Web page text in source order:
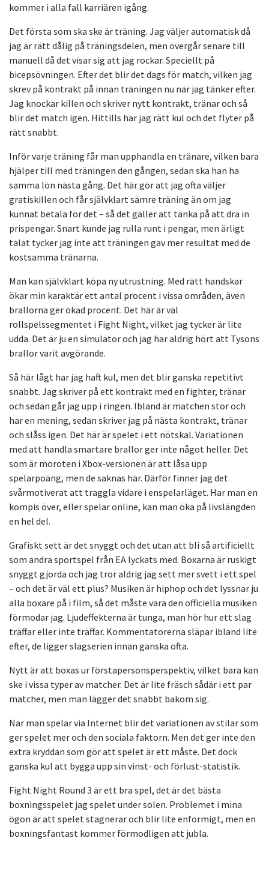
kommer i alla fall karriären igång.
Det första som ska ske är träning. Jag väljer automatisk då
jag är rätt dålig på träningsdelen, men övergår senare till
manuell då det visar sig att jag rockar. Speciellt på
bicepsövningen. Efter det blir det dags för match, vilken jag
skrev på kontrakt på innan träningen nu när jag tänker efter.
Jag knockar killen och skriver nytt kontrakt, tränar och så
blir det match igen. Hittills har jag rätt kul och det flyter på
rätt snabbt.
Inför varje träning får man upphandla en tränare, vilken bara
hjälper till med träningen den gången, sedan ska han ha
samma lön nästa gång. Det här gör att jag ofta väljer
gratiskillen och får självklart sämre träning än om jag
kunnat betala för det – så det gäller att tänka på att dra in
prispengar. Snart kunde jag rulla runt i pengar, men ärligt
talat tycker jag inte att träningen gav mer resultat med de
kostsamma tränarna.
Man kan självklart köpa ny utrustning. Med rätt handskar
ökar min karaktär ett antal procent i vissa områden, även
brallorna ger ökad procent. Det här är väl
rollspelssegmentet i Fight Night, vilket jag tycker är lite
udda. Det är ju en simulator och jag har aldrig hört att Tysons
brallor varit avgörande.
Så här lågt har jag haft kul, men det blir ganska repetitivt
snabbt. Jag skriver på ett kontrakt med en fighter, tränar
och sedan går jag upp i ringen. Ibland är matchen stor och
har en mening, sedan skriver jag på nästa kontrakt, tränar
och slåss igen. Det här är spelet i ett nötskal. Variationen
med att handla smartare brallor ger inte något heller. Det
som är moroten i Xbox-versionen är att låsa upp
spelarpoäng, men de saknas här. Därför finner jag det
svårmotiverat att traggla vidare i enspelarläget. Har man en
kompis över, eller spelar online, kan man öka på livslängden
en hel del.
Grafiskt sett är det snyggt och det utan att bli så artificiellt
som andra sportspel från EA lyckats med. Boxarna är ruskigt
snyggt gjorda och jag tror aldrig jag sett mer svett i ett spel
– och det är väl ett plus? Musiken är hiphop och det lyssnar ju
alla boxare på i film, så det måste vara den officiella musiken
förmodar jag. Ljudeffekterna är tunga, man hör hur ett slag
träffar eller inte träffar. Kommentatorerna släpar ibland lite
efter, de ligger slagserien innan ganska ofta.
Nytt är att boxas ur förstapersonsperspektiv, vilket bara kan
ske i vissa typer av matcher. Det är lite fräsch sådär i ett par
matcher, men man lägger det snabbt bakom sig.
När man spelar via Internet blir det variationen av stilar som
ger spelet mer och den sociala faktorn. Men det ger inte den
extra kryddan som gör att spelet är ett måste. Det dock
ganska kul att bygga upp sin vinst- och förlust-statistik.
Fight Night Round 3 är ett bra spel, det är det bästa
boxningsspelet jag spelet under solen. Problemet i mina
ögon är att spelet stagnerar och blir lite enformigt, men en
boxningsfantast kommer förmodligen att jubla.